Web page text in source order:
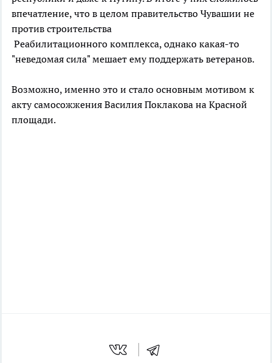
впечатление, что в целом правительство Чувашии не
против строительства
Реабилитационного комплекса, однако какая-то
"неведомая сила" мешает ему поддержать ветеранов.
Возможно, именно это и стало основным мотивом к
акту самосожжения Василия Поклакова на Красной
площади.